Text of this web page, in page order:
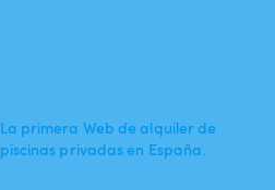
La primera Web de alquiler de
piscinas privadas en España.